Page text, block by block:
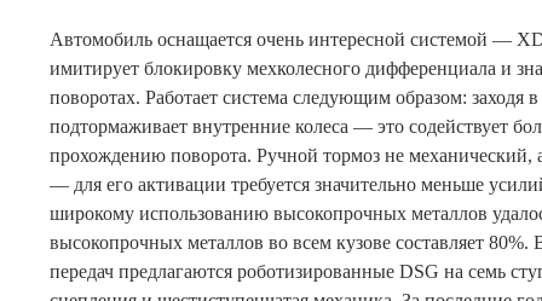
Автомобиль оснащается очень интересной системой —
имитирует блокировку мехколесного дифференциала и
поворотах. Работает система следующим образом: заходя
подтормаживает внутренние колеса — это содействует
прохождению поворота. Ручной тормоз не механический,
— для его активации требуется значительно меньше
широкому использованию высокопрочных металлов
высокопрочных металлов во всем кузове составляет 80%.
передач предлагаются роботизированные DSG на семь